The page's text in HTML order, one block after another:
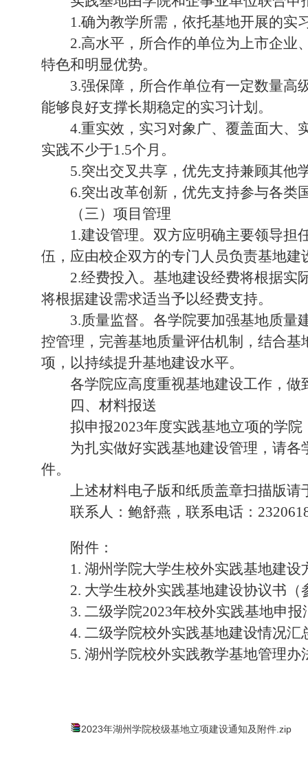
1.确为教学所需，依托基地开展的实
2.高水平，所合作的单位为上市企业
特色和明显优势。
3.强保障，所合作单位有一定数量高
能够良好支撑长期稳定的实习计划。
4.重实效，实习对象广、覆盖面大、
实践不少于1.5个月。
5.突出交叉共享，优先支持兼顾其他
6.突出改革创新，优先支持参与各类
（三）项目管理
1.建设管理。双方应明确主要领导担
伍，应由校企双方的专门人员负责基地建
2.经费投入。基地建设经费将根据实
将根据建设需求适当予以经费支持。
3.质量监督。各学院要加强基地质量
控管理，完善基地质量评估机制，结合
项，以持续提升基地建设水平。
各学院应高度重视基地建设工作，做
四、材料报送
拟申报2023年度实践基地立项的学
为扎实做好实践基地建设管理，请
件。
上述材料电子版和纸质盖章扫描版请
联系人：鲍舒燕，联系电话：
附件：
1.湖州学院大学生校外实践基地建设
2. 大学生校外实践基地建设协议书（
3.二级学院2023年校外实践基地申报
4.二级学院校外实践基地建设情况汇
5.湖州学院校外实践教学基地管理办
2023年湖州学院校级基地立项建设通知及附件.zip